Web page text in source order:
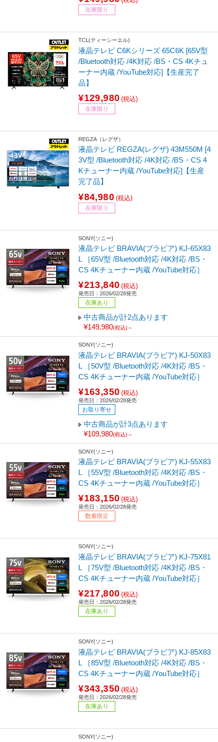
在庫限り
TCL(ティーシーエル)
液晶テレビ C6Kシリーズ 65C6K [65V型
/Bluetooth対応 /4K対応 /BS・CS 4Kチュ
ーナー内蔵 /YouTube対応]【生産完了
品】
¥129,980 (税込)
在庫限り
REGZA（レグザ）
液晶テレビ REGZA(レグザ) 43M550M [4
3V型 /Bluetooth対応 /4K対応 /BS・CS 4
Kチューナー内蔵 /YouTube対応]【生産
完了品】
¥84,980 (税込)
在庫限り
SONY(ソニー)
液晶テレビ BRAVIA(ブラビア) KJ-65X83
L ［65V型 /Bluetooth対応 /4K対応 /BS・
CS 4Kチューナー内蔵 /YouTube対応］
¥213,840 (税込)
発売日：2026/02/28発売
在庫あり
中古商品が計2点あります
¥149,980(税込)～
SONY(ソニー)
液晶テレビ BRAVIA(ブラビア) KJ-50X83
L ［50V型 /Bluetooth対応 /4K対応 /BS・
CS 4Kチューナー内蔵 /YouTube対応］
¥163,350 (税込)
発売日：2026/02/28発売
お取り寄せ
中古商品が計3点あります
¥109,980(税込)～
SONY(ソニー)
液晶テレビ BRAVIA(ブラビア) KJ-55X83
L ［55V型 /Bluetooth対応 /4K対応 /BS・
CS 4Kチューナー内蔵 /YouTube対応］
¥183,150 (税込)
発売日：2026/02/28発売
数量限定
SONY(ソニー)
液晶テレビ BRAVIA(ブラビア) KJ-75X81
L ［75V型 /Bluetooth対応 /4K対応 /BS・
CS 4Kチューナー内蔵 /YouTube対応］
¥217,800 (税込)
発売日：2026/02/28発売
在庫あり
SONY(ソニー)
液晶テレビ BRAVIA(ブラビア) KJ-85X83
L ［85V型 /Bluetooth対応 /4K対応 /BS・
CS 4Kチューナー内蔵 /YouTube対応］
¥343,350 (税込)
発売日：2026/02/28発売
在庫あり
SONY(ソニー)